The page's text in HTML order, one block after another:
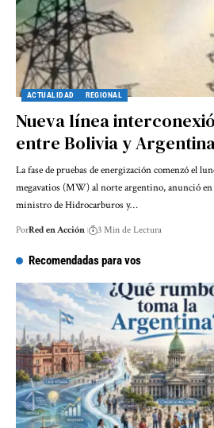
ACTUALIDAD REGIONAL
Nueva línea
entre Bolivia y
La fase de pruebas de energización comenzó el
megavatios (MW) al norte argentino, anunció en
ministro de Hidrocarburos y…
PorRed en Acción 3 Min de Lectura
Recomendadas para vos